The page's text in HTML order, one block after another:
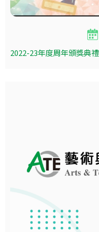
2022-23年度周年頒獎典